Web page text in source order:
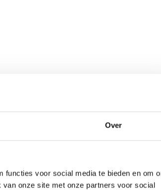
Over
functies voor social media te bieden en om
onze site met onze partners voor social